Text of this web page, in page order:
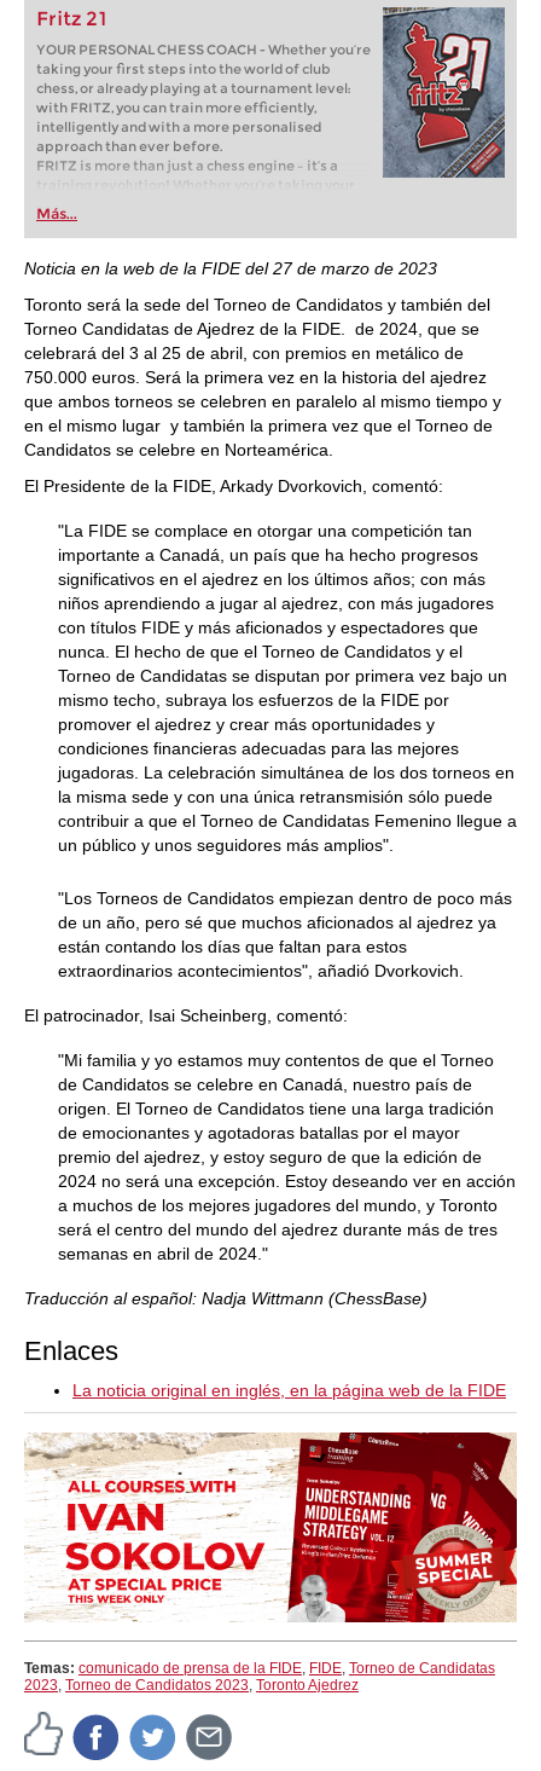
Fritz 21
YOUR PERSONAL CHESS COACH - Whether you’re
taking your first steps into the world of club
chess, or already playing at a tournament level:
with FRITZ, you can train more efficiently,
intelligently and with a more personalised
approach than ever before.
FRITZ is more than just a chess engine – it’s a
training revolution! Whether you’re taking your
first steps into the world of club chess, or already
playing at a tournament level: with FRITZ, you can
train more efficiently, intelligently and with a
more personalised approach than ever before.
Más...
Noticia en la web de la FIDE del 27 de marzo de 2023
Toronto será la sede del Torneo de Candidatos y también del
Torneo Candidatas de Ajedrez de la FIDE. de 2024, que se
celebrará del 3 al 25 de abril, con premios en metálico de
750.000 euros. Será la primera vez en la historia del ajedrez
que ambos torneos se celebren en paralelo al mismo tiempo y
en el mismo lugar y también la primera vez que el Torneo de
Candidatos se celebre en Norteamérica.
El Presidente de la FIDE, Arkady Dvorkovich, comentó:
"La FIDE se complace en otorgar una competición tan
importante a Canadá, un país que ha hecho progresos
significativos en el ajedrez en los últimos años; con más
niños aprendiendo a jugar al ajedrez, con más jugadores
con títulos FIDE y más aficionados y espectadores que
nunca. El hecho de que el Torneo de Candidatos y el
Torneo de Candidatas se disputan por primera vez bajo un
mismo techo, subraya los esfuerzos de la FIDE por
promover el ajedrez y crear más oportunidades y
condiciones financieras adecuadas para las mejores
jugadoras. La celebración simultánea de los dos torneos en
la misma sede y con una única retransmisión sólo puede
contribuir a que el Torneo de Candidatas Femenino llegue a
un público y unos seguidores más amplios".
"Los Torneos de Candidatos empiezan dentro de poco más
de un año, pero sé que muchos aficionados al ajedrez ya
están contando los días que faltan para estos
extraordinarios acontecimientos", añadió Dvorkovich.
El patrocinador, Isai Scheinberg, comentó:
"Mi familia y yo estamos muy contentos de que el Torneo
de Candidatos se celebre en Canadá, nuestro país de
origen. El Torneo de Candidatos tiene una larga tradición
de emocionantes y agotadoras batallas por el mayor
premio del ajedrez, y estoy seguro de que la edición de
2024 no será una excepción. Estoy deseando ver en acción
a muchos de los mejores jugadores del mundo, y Toronto
será el centro del mundo del ajedrez durante más de tres
semanas en abril de 2024."
Traducción al español: Nadja Wittmann (ChessBase)
Enlaces
La noticia original en inglés, en la página web de la FIDE
Temas: comunicado de prensa de la FIDE, FIDE, Torneo de Candidatas
2023, Torneo de Candidatos 2023, Toronto Ajedrez